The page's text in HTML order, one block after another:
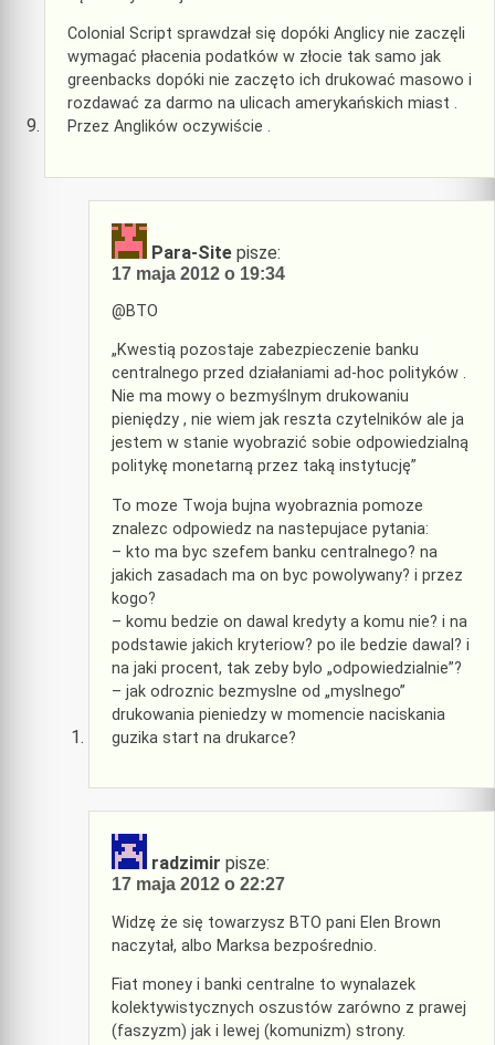
Colonial Script sprawdzał się dopóki Anglicy nie zaczęli
wymagać płacenia podatków w złocie tak samo jak
greenbacks dopóki nie zaczęto ich drukować masowo i
rozdawać za darmo na ulicach amerykańskich miast .
Przez Anglików oczywiście .
Para-Site pisze:
17 maja 2012 o 19:34
@BTO
„Kwestią pozostaje zabezpieczenie banku
centralnego przed działaniami ad-hoc polityków .
Nie ma mowy o bezmyślnym drukowaniu
pieniędzy , nie wiem jak reszta czytelników ale ja
jestem w stanie wyobrazić sobie odpowiedzialną
politykę monetarną przez taką instytucję”
To moze Twoja bujna wyobraznia pomoze
znalezc odpowiedz na nastepujace pytania:
– kto ma byc szefem banku centralnego? na
jakich zasadach ma on byc powolywany? i przez
kogo?
– komu bedzie on dawal kredyty a komu nie? i na
podstawie jakich kryteriow? po ile bedzie dawal? i
na jaki procent, tak zeby bylo „odpowiedzialnie”?
– jak odroznic bezmyslne od „myslnego”
drukowania pieniedzy w momencie naciskania
guzika start na drukarce?
radzimir pisze:
17 maja 2012 o 22:27
Widzę że się towarzysz BTO pani Elen Brown
naczytał, albo Marksa bezpośrednio.
Fiat money i banki centralne to wynalazek
kolektywistycznych oszustów zarówno z prawej
(faszyzm) jak i lewej (komunizm) strony.